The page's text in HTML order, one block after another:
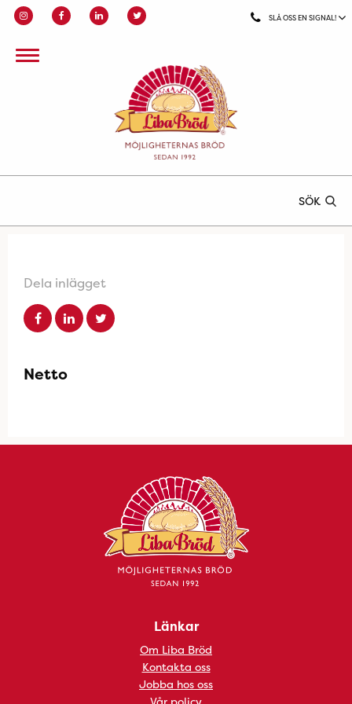
SLÅ OSS EN SIGNAL!
SÖK
Dela inlägget
Netto
Länkar
Om Liba Bröd
Kontakta oss
Jobba hos oss